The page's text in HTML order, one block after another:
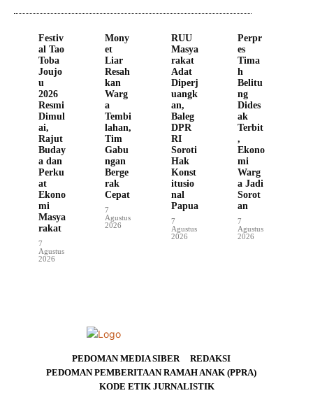
Festiv
al Tao
Toba
Joujo
u
2026
Resmi
Dimul
ai,
Rajut
Buday
a dan
Perku
at
Ekono
mi
Masya
rakat
7
Agustus
2026
Mony
et
Liar
Resah
kan
Warg
a
Tembi
lahan,
Tim
Gabu
ngan
Berge
rak
Cepat
7
Agustus
2026
RUU
Masya
rakat
Adat
Diperj
uangk
an,
Baleg
DPR
RI
Soroti
Hak
Konst
itusio
nal
Papua
7
Agustus
2026
Perpr
es
Tima
h
Belitu
ng
Dides
ak
Terbit
,
Ekono
mi
Warg
a Jadi
Sorot
an
7
Agustus
2026
PEDOMAN MEDIA SIBER
REDAKSI
PEDOMAN PEMBERITAAN RAMAH ANAK (PPRA)
KODE ETIK JURNALISTIK